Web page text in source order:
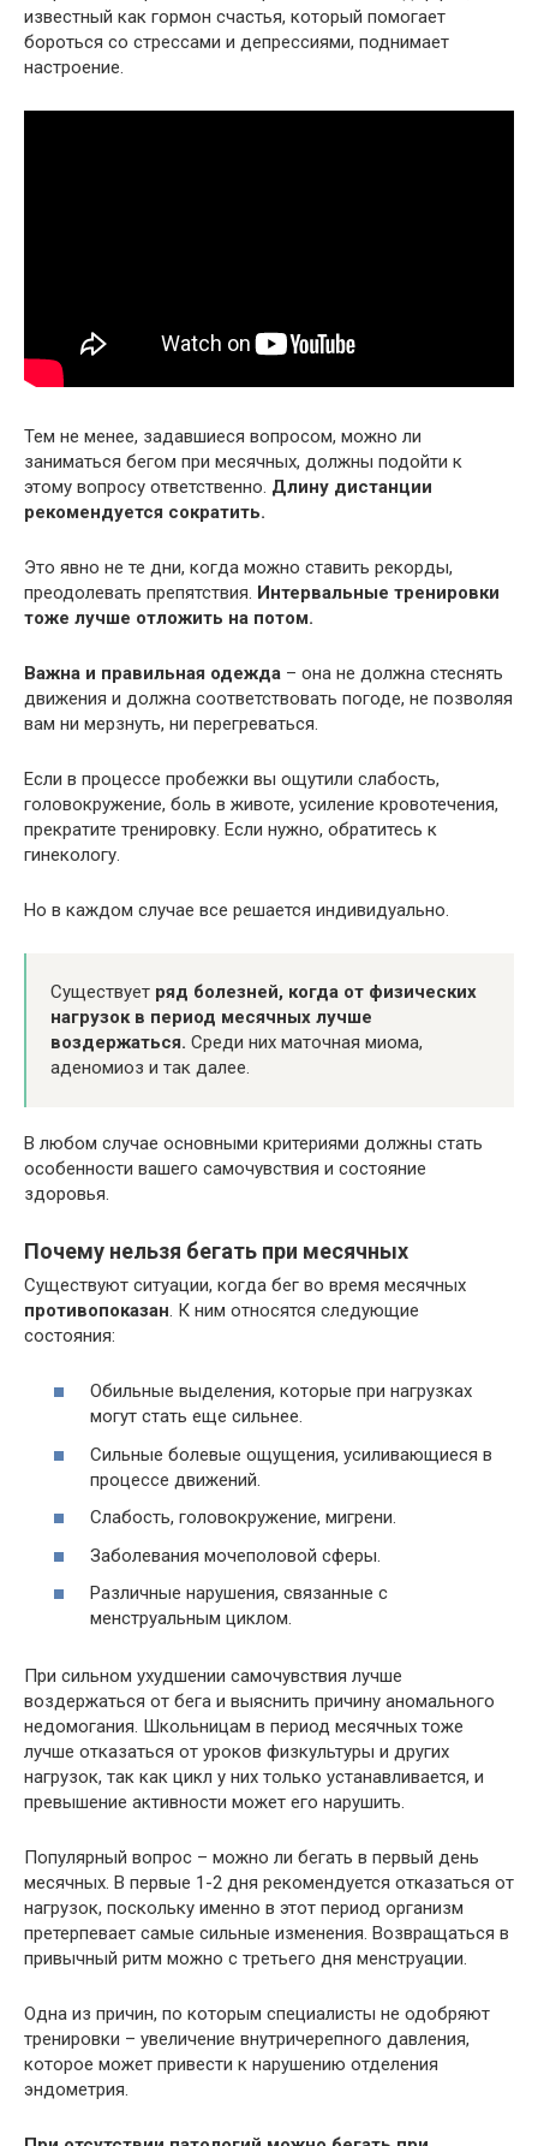
известный как гормон счастья, который помогает
бороться со стрессами и депрессиями, поднимает
настроение.
Тем не менее, задавшиеся вопросом, можно ли
заниматься бегом при месячных, должны подойти к
этому вопросу ответственно. Длину дистанции
рекомендуется сократить.
Это явно не те дни, когда можно ставить рекорды,
преодолевать препятствия. Интервальные тренировки
тоже лучше отложить на потом.
Важна и правильная одежда – она не должна стеснять
движения и должна соответствовать погоде, не позволяя
вам ни мерзнуть, ни перегреваться.
Если в процессе пробежки вы ощутили слабость,
головокружение, боль в животе, усиление кровотечения,
прекратите тренировку. Если нужно, обратитесь к
гинекологу.
Но в каждом случае все решается индивидуально.
Существует ряд болезней, когда от физических
нагрузок в период месячных лучше
воздержаться. Среди них маточная миома,
аденомиоз и так далее.
В любом случае основными критериями должны стать
особенности вашего самочувствия и состояние
здоровья.
Почему нельзя бегать при месячных
Существуют ситуации, когда бег во время месячных
противопоказан. К ним относятся следующие
состояния:
Обильные выделения, которые при нагрузках
могут стать еще сильнее.
Сильные болевые ощущения, усиливающиеся в
процессе движений.
Слабость, головокружение, мигрени.
Заболевания мочеполовой сферы.
Различные нарушения, связанные с
менструальным циклом.
При сильном ухудшении самочувствия лучше
воздержаться от бега и выяснить причину аномального
недомогания. Школьницам в период месячных тоже
лучше отказаться от уроков физкультуры и других
нагрузок, так как цикл у них только устанавливается, и
превышение активности может его нарушить.
Популярный вопрос – можно ли бегать в первый день
месячных. В первые 1-2 дня рекомендуется отказаться от
нагрузок, поскольку именно в этот период организм
претерпевает самые сильные изменения. Возвращаться в
привычный ритм можно с третьего дня менструации.
Одна из причин, по которым специалисты не одобряют
тренировки – увеличение внутричерепного давления,
которое может привести к нарушению отделения
эндометрия.